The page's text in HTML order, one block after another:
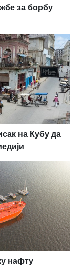
за борбу
на Кубу да
нафту